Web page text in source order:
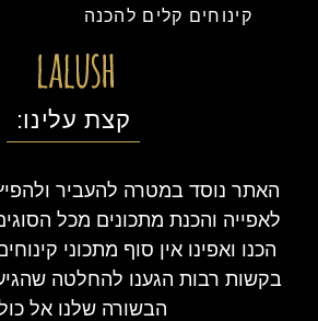
קינוחים קלים להכנה
קצת עלינו:
האתר נוסד במטרה להעביר
לאפייה והכנת מתכונים מכל
הכנו ואפינו אין סוף מתכוני
בקשות רבות הגענו להחלטה
הבשורה שלנו אל